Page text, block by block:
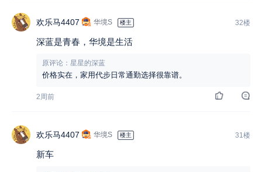
欢乐马4407 华境S 楼主 32楼
深蓝是青春，华境是生活
原评论：星星的深蓝
价格实在，家用代步日常通勤选择很靠谱。
2周前
欢乐马4407 华境S 楼主 31楼
新车